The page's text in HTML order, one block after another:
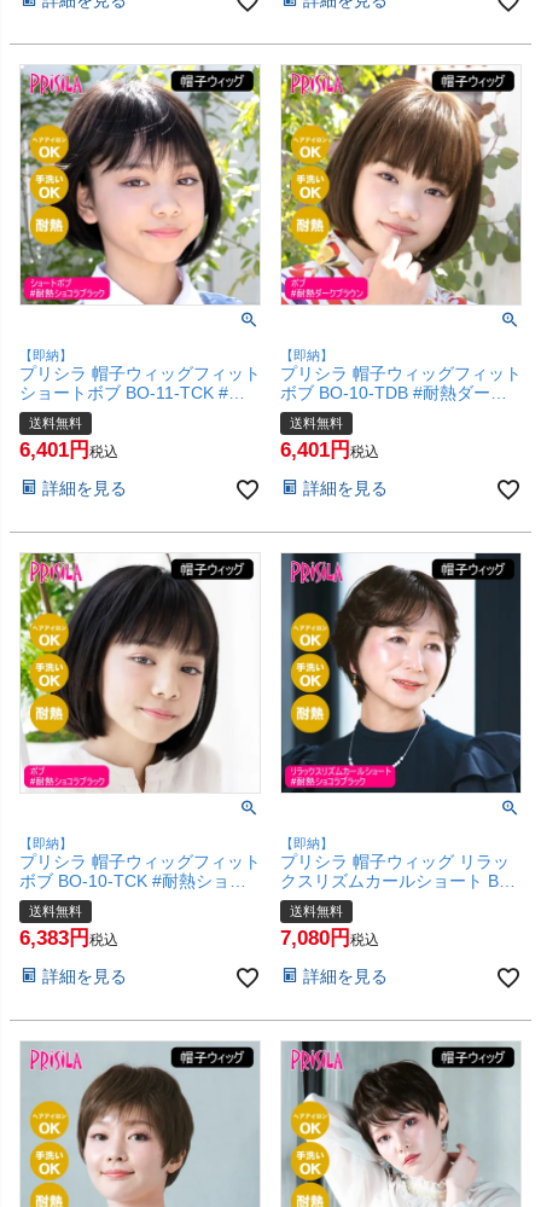
便送料無料】(6057726)
便送料無料】(6057725)
【即納】
プリシラ 帽子ウィッグフィット
ショートボブ BO-11-TCK #耐
熱ショコラブラック Sサイズ(約
52～56ccm)【医療用 フルウィ
ッグ かつら 和装 コスプレ 自然
簡単 お手軽 初心者向け ボブ 金
便送料無料】(6057724)
送料無料
6,401 税込
詳細を見る
【即納】
プリシラ 帽子ウィッグフィット
ボブ BO-10-TDB #耐熱ダーク
ブラウン Sサイズ(約52～
56ccm)【医療用 フルウィッグ
かつら 和装 コスプレ 自然 おし
お手軽 初心者向け ボブ 金属不
料無料】(6057723)
送料無料
6,401 税込
詳細を見る
【即納】
プリシラ 帽子ウィッグフィット
ボブ BO-10-TCK #耐熱ショコ
ラブラック Sサイズ(約52～
56ccm)【医療用 フルウィッグ
かつら 和装 コスプレ 自然 おし
お手軽 初心者向け ボブ 金属不
料無料】(6057722)
送料無料
6,383 税込
詳細を見る
【即納】
プリシラ 帽子ウィッグ リラッ
クスリズムカールショート BO-
07-TCK #耐熱ショコラブラッ
ク Mサイズ(約54～60cm)【医
療用 フルウィッグ かつら 和装
軽 初心者向け ボブ 金属不使用
料】(6057671)
送料無料
7,080 税込
詳細を見る